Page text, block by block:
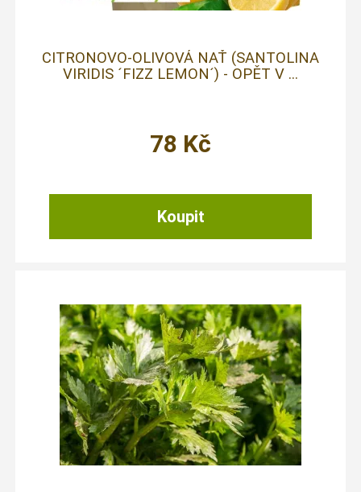
CITRONOVO-OLIVOVÁ NAŤ (SANTOLINA
VIRIDIS ´FIZZ LEMON´) - OPĚT V ...
78 Kč